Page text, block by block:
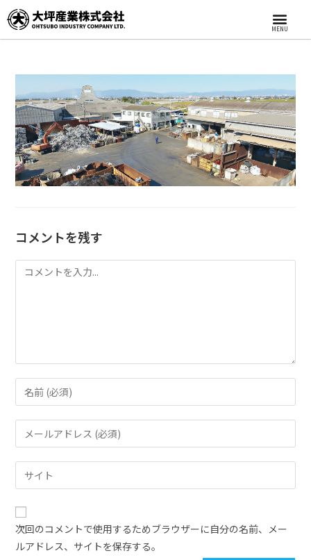
MENU
コメントを残す
次回のコメントで使用するためブラウザーに自分の名前、メー
ルアドレス、サイトを保存する。